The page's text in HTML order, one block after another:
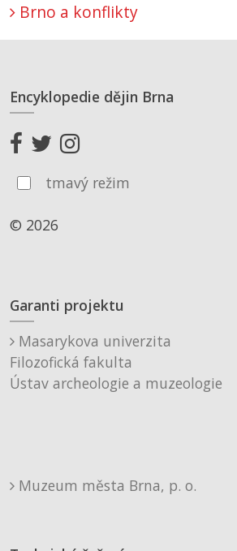
Brno a konflikty
Encyklopedie dějin Brna
tmavý režim
© 2026
Garanti projektu
Masarykova univerzita
Filozofická fakulta
Ústav archeologie a muzeologie
Muzeum města Brna, p. o.